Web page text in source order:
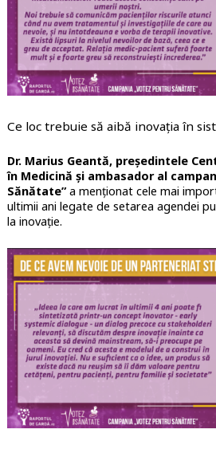
Ce loc trebuie să aibă inovația în
Dr. Marius Geantă, președintele
în Medicină și ambasador al
Sănătate”a menționat cele mai
ultimii ani legate de setarea agendei
la inovație.